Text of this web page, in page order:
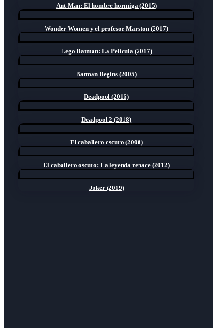
Ant-Man: El hombre hormiga (2015)
Wonder Women y el profesor Marston (2017)
Lego Batman: La Película (2017)
Batman Begins (2005)
Deadpool (2016)
Deadpool 2 (2018)
El caballero oscuro (2008)
El caballero oscuro: La leyenda renace (2012)
Joker (2019)